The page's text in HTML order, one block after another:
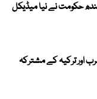
حکومت نے نیا میڈیکل
اور ترکیہ کے مشترکہ